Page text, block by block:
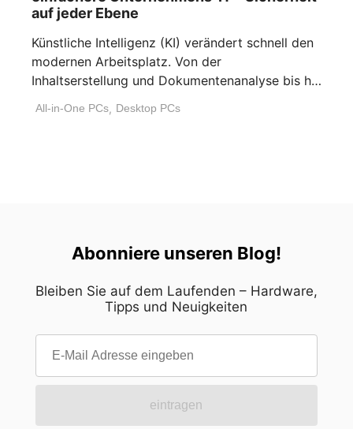
auf jeder Ebene
Künstliche Intelligenz (KI) verändert schnell den
modernen Arbeitsplatz. Von der
Inhaltserstellung und Dokumentenanalyse bis hin
All-in-One PCs, Desktop PCs
Abonniere unseren Blog!
Bleiben Sie auf dem Laufenden – Hardware,
Tipps und Neuigkeiten
eintragen